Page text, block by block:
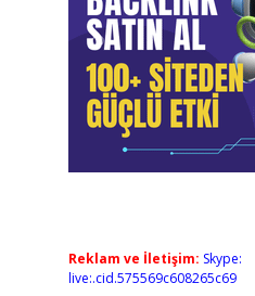
Reklam ve İletişim: Skype:
live:.cid.575569c608265c69